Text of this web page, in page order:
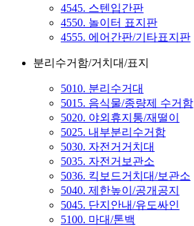
4545. 스텐입간판
4550. 놀이터 표지판
4555. 에어간판/기타표지판
분리수거함/거치대/표지
5010. 분리수거대
5015. 음식물/종량제 수거함
5020. 야외휴지통/재떨이
5025. 내부분리수거함
5030. 자전거거치대
5035. 자전거보관소
5036. 킥보드거치대/보관소
5040. 제한높이/공개공지
5045. 단지안내/유도싸인
5100. 마대/톤백